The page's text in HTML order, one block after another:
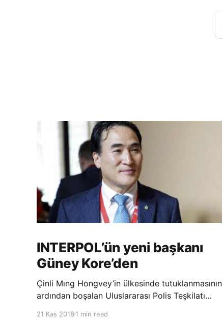
INTERPOL’ün yeni başkanı
Güney Kore’den
Çinli Mıng Hongvey’in ülkesinde tutuklanmasının
ardından boşalan Uluslararası Polis Teşkilatı
21 Kas 2018 1 min read